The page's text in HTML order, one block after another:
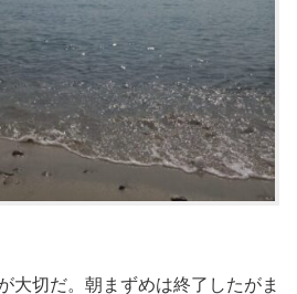
大切だ。朝まずめは終了したがま